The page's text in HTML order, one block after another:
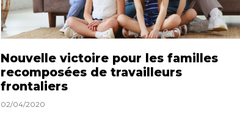
Nouvelle victoire pour les familles
recomposées de travailleurs
frontaliers
02/04/2020